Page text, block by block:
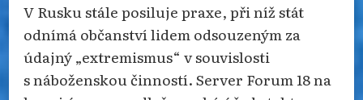
V Rusku stále posiluje praxe, při níž stát
odnímá občanství lidem odsouzeným za
údajný „extremismus“ v souvislosti
s náboženskou činností. Server Forum 18 na